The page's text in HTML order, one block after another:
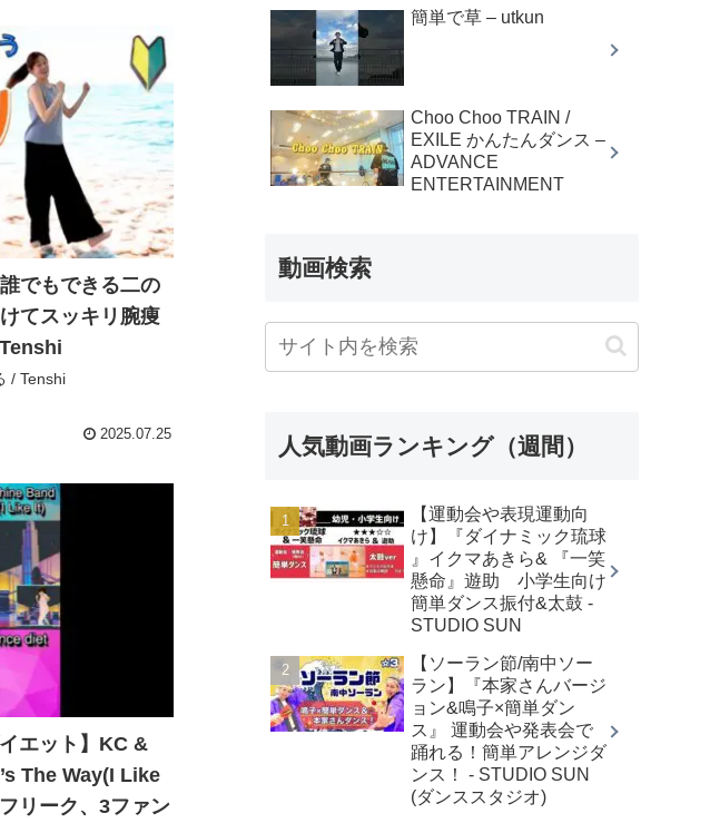
でもできる二の
てスッキリ腕痩
/ Tenshi
2025.07.25
エット】KC &
The Way(I Like
リーク、3ファン
簡単で草 – utkun
Choo Choo TRAIN /
EXILE かんたんダンス –
ADVANCE
ENTERTAINMENT
動画検索
人気動画ランキング（週間）
【運動会や表現運動向
け】『ダイナミック琉球
』イクマあきら& 『一笑
懸命』遊助 小学生向け
簡単ダンス振付&太鼓 -
STUDIO SUN
【ソーラン節/南中ソー
ラン】『本家さんバージ
ョン&鳴子×簡単ダン
ス』 運動会や発表会で
踊れる！簡単アレンジダ
ンス！ - STUDIO SUN
(ダンススタジオ)